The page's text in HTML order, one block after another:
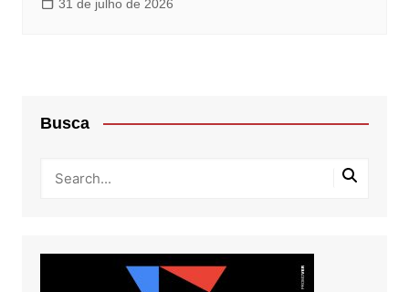
31 de julho de 2026
Busca